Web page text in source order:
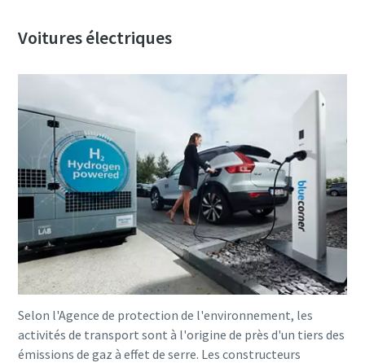
Voitures électriques
Selon l'Agence de protection de l'environnement, les
activités de transport sont à l'origine de près d'un tiers des
émissions de gaz à effet de serre. Les constructeurs